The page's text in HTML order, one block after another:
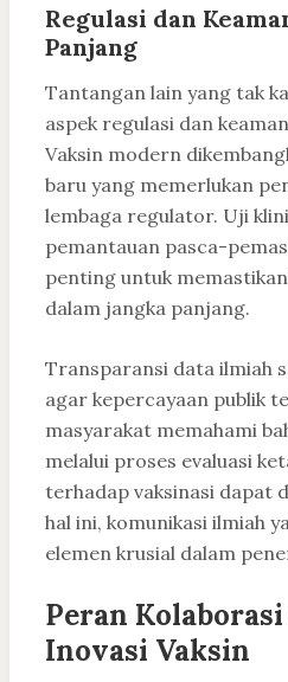
Regulasi dan
Panjang
Tantangan lain yang tak
aspek regulasi dan
Vaksin modern
baru yang memerlukan
lembaga regulator. Uji
pemantauan pasca-
penting untuk
dalam jangka panjang.
Transparansi data ilmiah
agar kepercayaan publik
masyarakat memahami
melalui proses evaluasi
terhadap vaksinasi dapat
hal ini, komunikasi ilmiah
elemen krusial dalam
Peran
Inovasi Vaksin